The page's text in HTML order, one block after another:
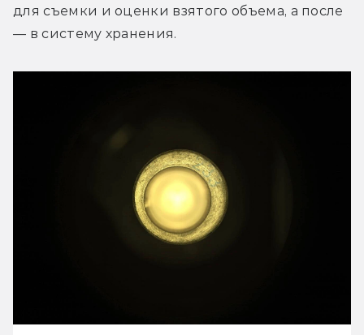
для съемки и оценки взятого объема, а после
— в систему хранения.